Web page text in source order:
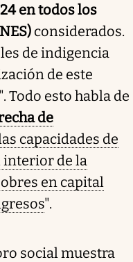
en todos los
considerados.
de indigencia
de este
Todo esto habla de
de
capacidades de
interior de la
en capital
".
social muestra